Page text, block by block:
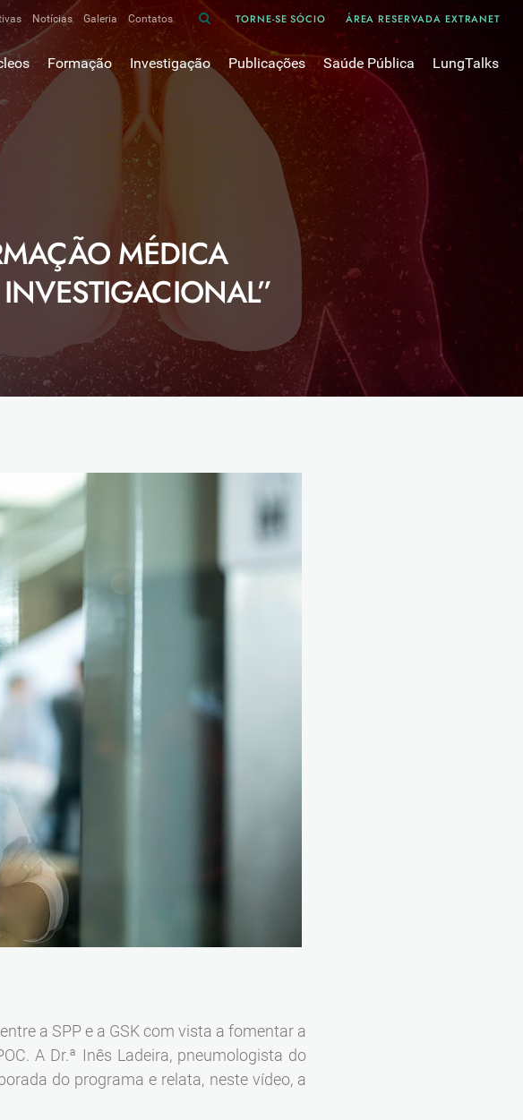
Notícias Galeria Contatos TORNE-SE SÓCIO ÁREA RESERVADA EXTRANET
Antitripsina
Formação
Escola da Ciência
Hot Topics em Pneumologia
Fórum das Comissões de Trabalho
Outros cursos
Investigação
Bases de dados
Prémios e Bolsas
Projectos de Investigação
Publicações
Divulgação
Oxigénio
Revistas Científicas
Pulmonology
Pesquisa Bibliográfica
Revistas Médicas
Revisões, Recomendações e Tomadas de Posição
Arquivo
50 anos Sociedade Portuguesa de Pneumologia
Livros Publicados
Saúde Pública
Cancro do pulmão
Cuidados Respiratórios Domiciliários
Dispositivos Inalatórios
DPOC
Pneumonia
Tabagismo
Tuberculose
LungTalks
MÉDICA
a SPP e a GSK com vista a fomentar a
A Dr.ª Inês Ladeira, pneumologista do
do programa e relata, neste vídeo, a